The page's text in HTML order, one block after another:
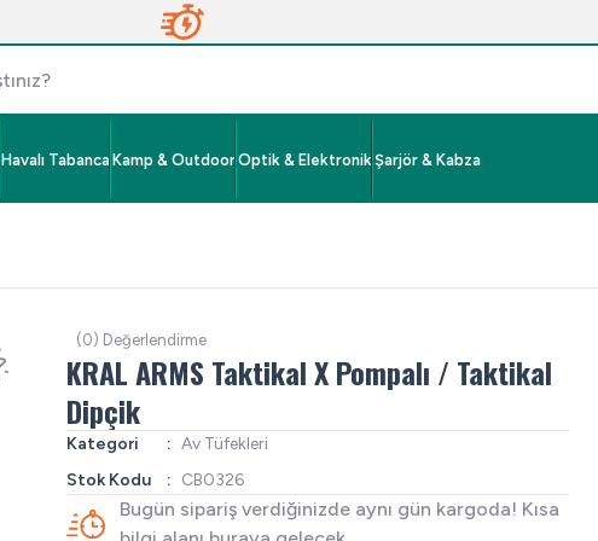
Havalı Tabanca Kamp & Outdoor Optik & Elektronik Şarjör & Kabza
(0) Değerlendirme
KRAL ARMS Taktikal X Pompalı / Taktikal
Dipçik
Kategori
Av Tüfekleri
Stok Kodu
CB0326
Bugün sipariş verdiğinizde aynı gün kargoda! Kısa